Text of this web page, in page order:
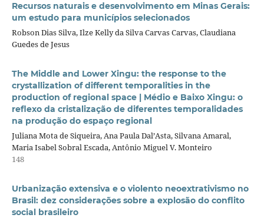
Recursos naturais e desenvolvimento em Minas Gerais:
um estudo para municípios selecionados
Robson Dias Silva, Ilze Kelly da Silva Carvas Carvas, Claudiana
Guedes de Jesus
The Middle and Lower Xingu: the response to the
crystallization of different temporalities in the
production of regional space | Médio e Baixo Xingu: o
reflexo da cristalização de diferentes temporalidades
na produção do espaço regional
Juliana Mota de Siqueira, Ana Paula Dal’Asta, Silvana Amaral,
Maria Isabel Sobral Escada, Antônio Miguel V. Monteiro
148
Urbanização extensiva e o violento neoextrativismo no
Brasil: dez considerações sobre a explosão do conflito
social brasileiro